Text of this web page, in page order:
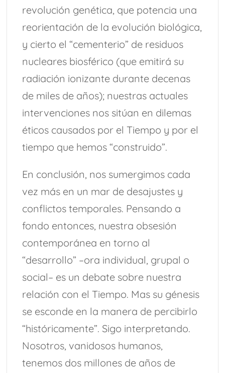
revolución genética, que potencia una
reorientación de la evolución biológica,
y cierto el “cementerio” de residuos
nucleares biosférico (que emitirá su
radiación ionizante durante decenas
de miles de años); nuestras actuales
intervenciones nos sitúan en dilemas
éticos causados por el Tiempo y por el
tiempo que hemos “construido”.
En conclusión, nos sumergimos cada
vez más en un mar de desajustes y
conflictos temporales. Pensando a
fondo entonces, nuestra obsesión
contemporánea en torno al
“desarrollo” –ora individual, grupal o
social– es un debate sobre nuestra
relación con el Tiempo. Mas su génesis
se esconde en la manera de percibirlo
“históricamente”. Sigo interpretando.
Nosotros, vanidosos humanos,
tenemos dos millones de años de